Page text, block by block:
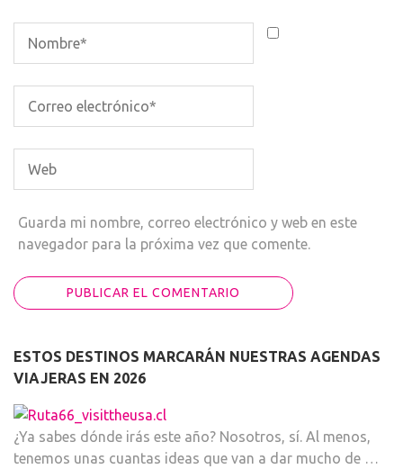
Guarda mi nombre, correo electrónico y web en este
navegador para la próxima vez que comente.
ESTOS DESTINOS MARCARÁN NUESTRAS AGENDAS
VIAJERAS EN 2026
¿Ya sabes dónde irás este año? Nosotros, sí. Al menos,
tenemos unas cuantas ideas que van a dar mucho de …